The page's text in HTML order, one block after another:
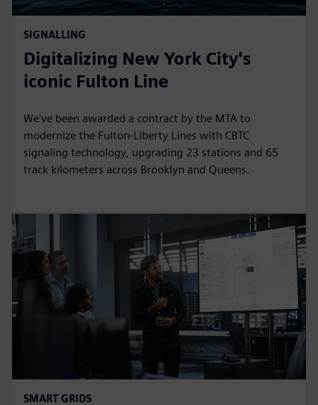
SIGNALLING
Digitalizing New York City's
iconic Fulton Line
We've been awarded a contract by the MTA to
modernize the Fulton-Liberty Lines with CBTC
signaling technology, upgrading 23 stations and 65
track kilometers across Brooklyn and Queens.
SMART GRIDS